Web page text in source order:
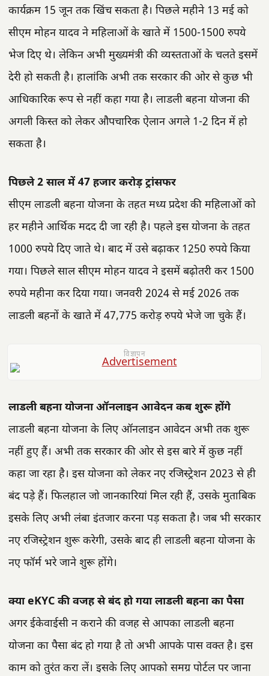
कार्यक्रम 15 जून तक खिंच सकता है। पिछले महीने 13 मई को
सीएम मोहन यादव ने महिलाओं के खाते में 1500-1500 रुपये
भेज दिए थे। लेकिन अभी मुख्यमंत्री की व्यस्तताओं के चलते इसमें
देरी हो सकती है। हालांकि अभी तक सरकार की ओर से कुछ भी
आधिकारिक रूप से नहीं कहा गया है। लाडली बहना योजना की
अगली किस्त को लेकर औपचारिक ऐलान अगले 1-2 दिन में हो
सकता है।
पिछले 2 साल में 47 हजार करोड़ ट्रांसफर
सीएम लाडली बहना योजना के तहत मध्य प्रदेश की महिलाओं को
हर महीने आर्थिक मदद दी जा रही है। पहले इस योजना के तहत
1000 रुपये दिए जाते थे। बाद में उसे बढ़ाकर 1250 रुपये किया
गया। पिछले साल सीएम मोहन यादव ने इसमें बढ़ोतरी कर 1500
रुपये महीना कर दिया गया। जनवरी 2024 से मई 2026 तक
लाडली बहनों के खाते में 47,775 करोड़ रुपये भेजे जा चुके हैं।
विज्ञापन
लाडली बहना योजना ऑनलाइन आवेदन कब शुरू होंगे
लाडली बहना योजना के लिए ऑनलाइन आवेदन अभी तक शुरू
नहीं हुए हैं। अभी तक सरकार की ओर से इस बारे में कुछ नहीं
कहा जा रहा है। इस योजना को लेकर नए रजिस्ट्रेशन 2023 से ही
बंद पड़े हैं। फिलहाल जो जानकारियां मिल रही हैं, उसके मुताबिक
इसके लिए अभी लंबा इंतजार करना पड़ सकता है। जब भी सरकार
नए रजिस्ट्रेशन शुरू करेगी, उसके बाद ही लाडली बहना योजना के
नए फॉर्म भरे जाने शुरू होंगे।
क्या eKYC की वजह से बंद हो गया लाडली बहना का पैसा
अगर ईकेवाईसी न कराने की वजह से आपका लाडली बहना
योजना का पैसा बंद हो गया है तो अभी आपके पास वक्त है। इस
काम को तुरंत करा लें। इसके लिए आपको समग्र पोर्टल पर जाना